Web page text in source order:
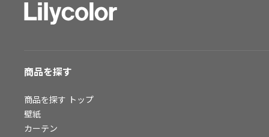
仙台ショールーム
お客様サポート
お客様サポート トップ
資料ダウンロード
画像ダウンロード
商品を探す
商品を探す トップ
壁紙
カーテン